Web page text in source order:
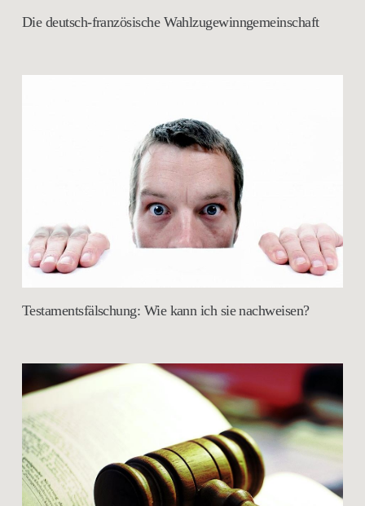
Die deutsch-französische Wahlzugewinngemeinschaft
Testamentsfälschung: Wie kann ich sie nachweisen?